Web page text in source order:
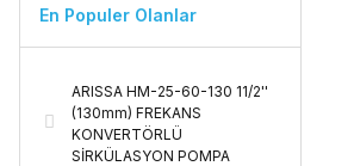
En Populer Olanlar
ARISSA HM-25-60-130 11/2''
(130mm) FREKANS
KONVERTÖRLÜ
SİRKÜLASYON POMPA